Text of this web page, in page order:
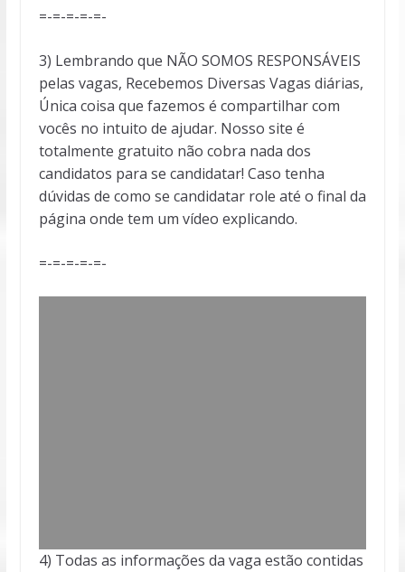
=-=-=-=-=-
3) Lembrando que NÃO SOMOS RESPONSÁVEIS
pelas vagas, Recebemos Diversas Vagas diárias,
Única coisa que fazemos é compartilhar com
vocês no intuito de ajudar. Nosso site é
totalmente gratuito não cobra nada dos
candidatos para se candidatar! Caso tenha
dúvidas de como se candidatar role até o final da
página onde tem um vídeo explicando.
=-=-=-=-=-
4) Todas as informações da vaga estão contidas